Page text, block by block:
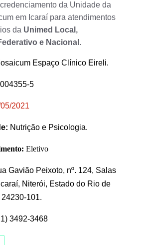
da Unidade da
em Icaraí para atendimentos
da Unimed Local,
e Nacional .
Espaço Clínico Eireli.
5
2021
Nutrição e Psicologia.
Eletivo
Gavião Peixoto, nº. 124, Salas
Niterói, Estado do Rio de
101.
3492-3468